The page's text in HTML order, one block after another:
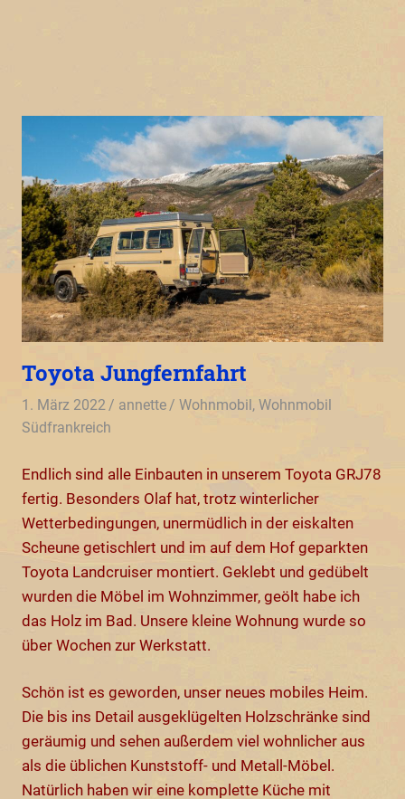
Toyota Jungfernfahrt
1. März 2022 annette Wohnmobil,Wohnmobil
Südfrankreich
Endlich sind alle Einbauten in unserem Toyota GRJ78
fertig. Besonders Olaf hat, trotz winterlicher
Wetterbedingungen, unermüdlich in der eiskalten
Scheune getischlert und im auf dem Hof geparkten
Toyota Landcruiser montiert. Geklebt und gedübelt
wurden die Möbel im Wohnzimmer, geölt habe ich
das Holz im Bad. Unsere kleine Wohnung wurde so
über Wochen zur Werkstatt.
Schön ist es geworden, unser neues mobiles Heim.
Die bis ins Detail ausgeklügelten Holzschränke sind
geräumig und sehen außerdem viel wohnlicher aus
als die üblichen Kunststoff- und Metall-Möbel.
Natürlich haben wir eine komplette Küche mit